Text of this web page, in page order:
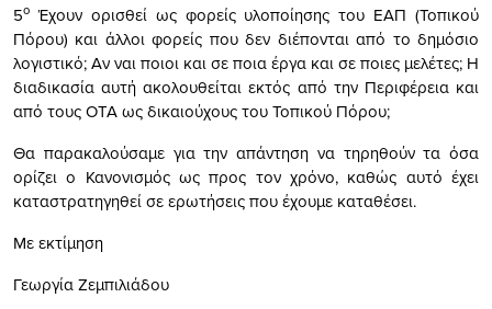
5ο Έχουν ορισθεί ως φορείς υλοποίησης του ΕΑΠ (Τοπικού
Πόρου) και άλλοι φορείς που δεν διέπονται από το δημόσιο
λογιστικό; Αν ναι ποιοι και σε ποια έργα και σε ποιες μελέτες; Η
διαδικασία αυτή ακολουθείται εκτός από την Περιφέρεια και
από τους ΟΤΑ ως δικαιούχους του Τοπικού Πόρου;
Θα παρακαλούσαμε για την απάντηση να τηρηθούν τα όσα
ορίζει ο Κανονισμός ως προς τον χρόνο, καθώς αυτό έχει
καταστρατηγηθεί σε ερωτήσεις που έχουμε καταθέσει.
Με εκτίμηση
Γεωργία Ζεμπιλιάδου